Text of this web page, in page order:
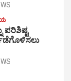
ಪರಿಶಿಷ್ಟ